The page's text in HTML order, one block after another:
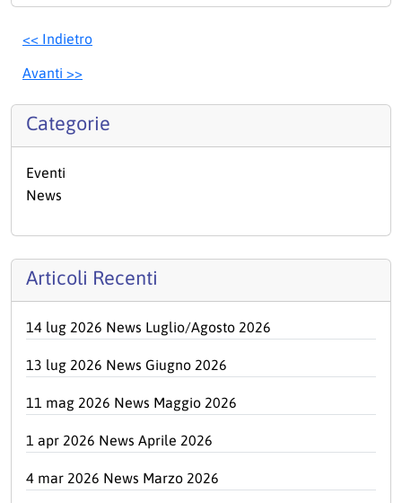
<< Indietro
Avanti >>
Categorie
Eventi
News
Articoli Recenti
14 lug 2026 News Luglio/Agosto 2026
13 lug 2026 News Giugno 2026
11 mag 2026 News Maggio 2026
1 apr 2026 News Aprile 2026
4 mar 2026 News Marzo 2026